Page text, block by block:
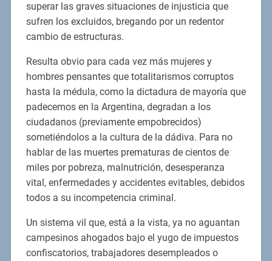
superar las graves situaciones de injusticia que
sufren los excluidos, bregando por un redentor
cambio de estructuras.
Resulta obvio para cada vez más mujeres y
hombres pensantes que totalitarismos corruptos
hasta la médula, como la dictadura de mayoría que
padecemos en la Argentina, degradan a los
ciudadanos (previamente empobrecidos)
sometiéndolos a la cultura de la dádiva. Para no
hablar de las muertes prematuras de cientos de
miles por pobreza, malnutrición, desesperanza
vital, enfermedades y accidentes evitables, debidos
todos a su incompetencia criminal.
Un sistema vil que, está a la vista, ya no aguantan
campesinos ahogados bajo el yugo de impuestos
confiscatorios, trabajadores desempleados o